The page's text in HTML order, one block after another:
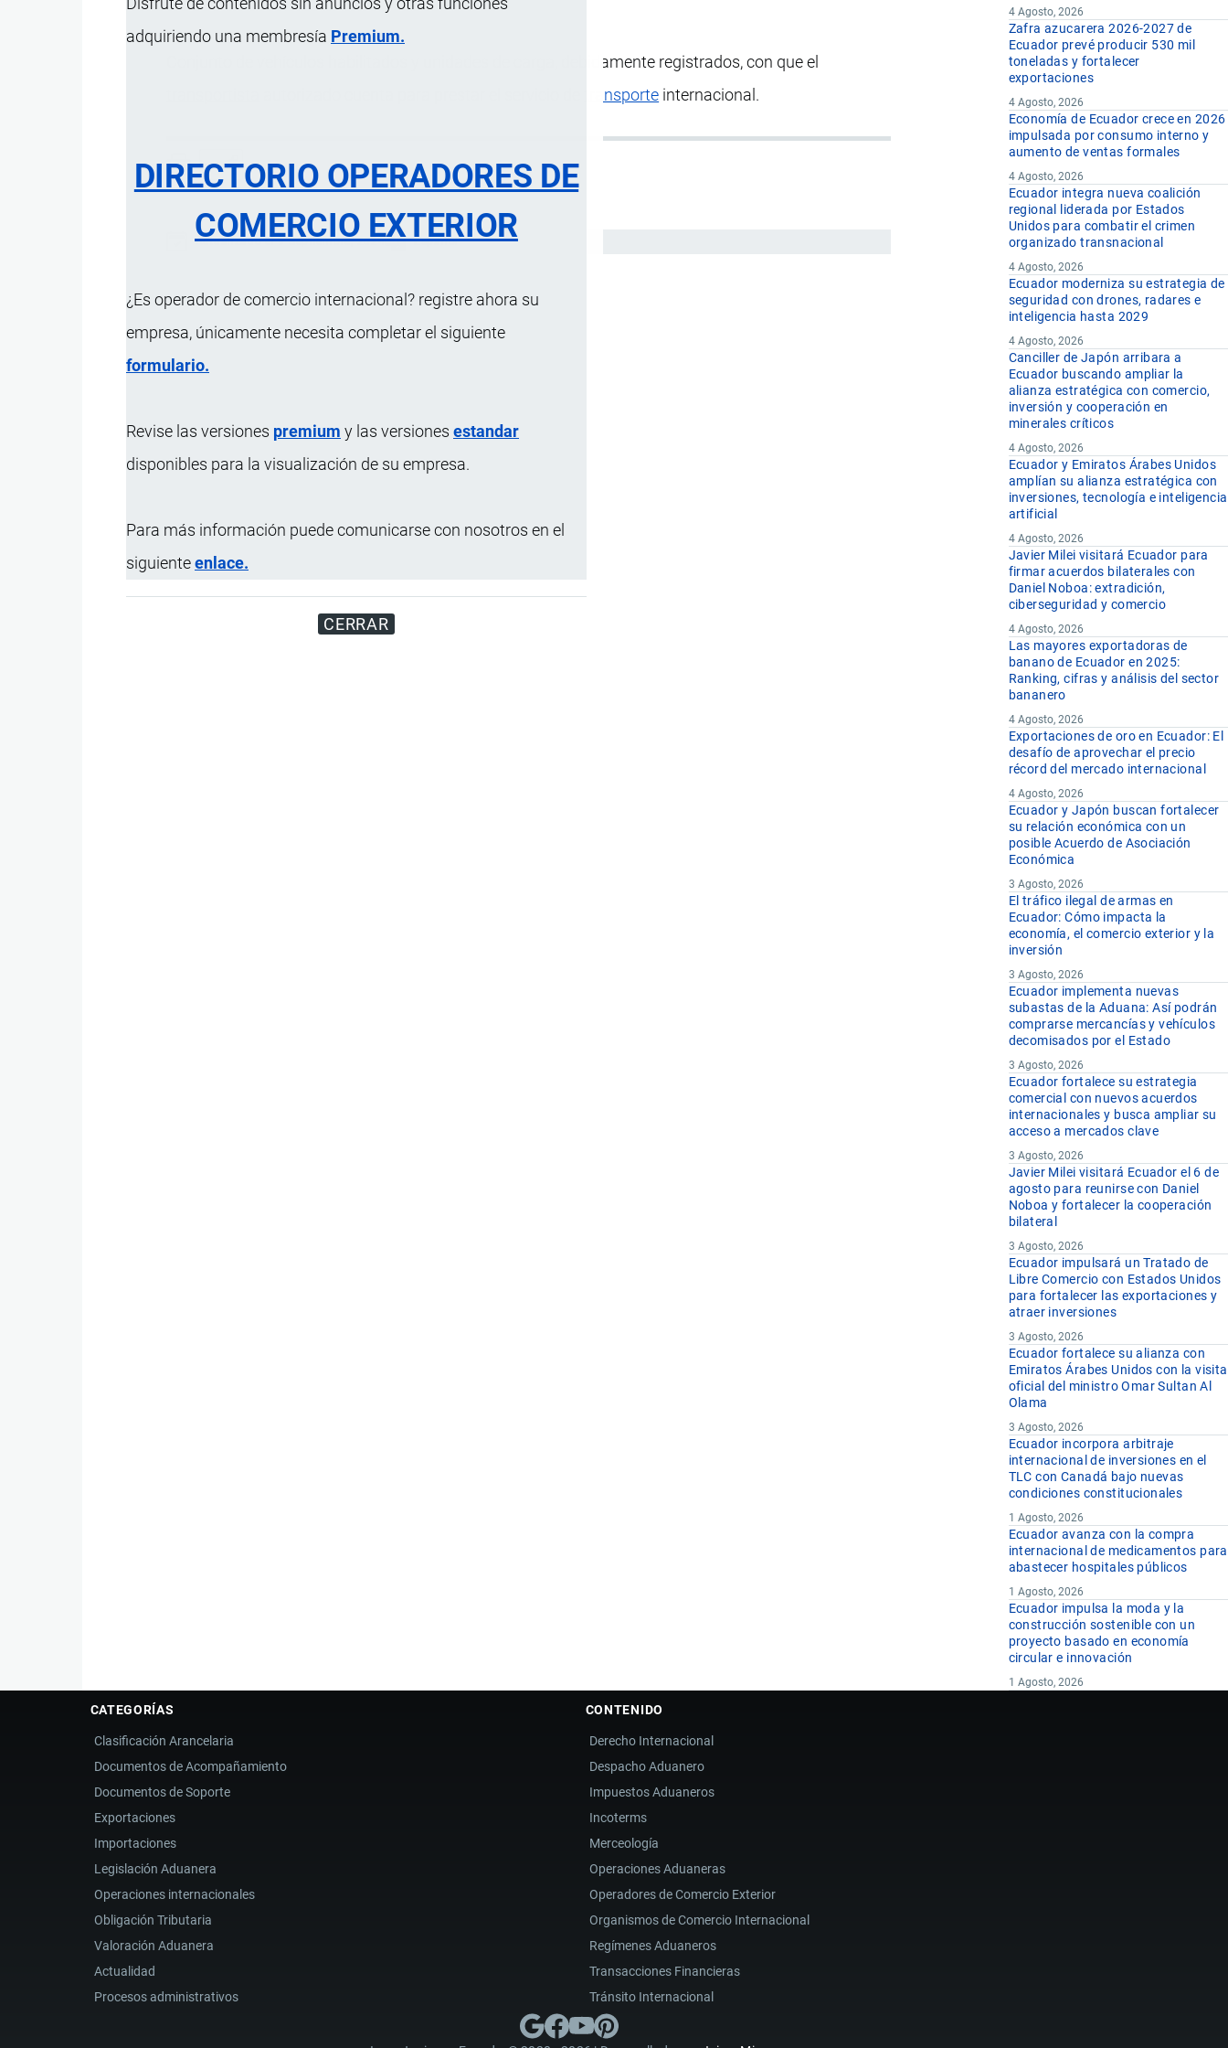
adquiriendo una membresía Premium.
DIRECTORIO OPERADORES DE
COMERCIO EXTERIOR
¿Es operador de comercio internacional? registre ahora su
empresa, únicamente necesita completar el siguiente
formulario.
Revise las versiones premium y las versiones estandar
disponibles para la visualización de su empresa.
Para más información puede comunicarse con nosotros en el
siguienteenlace.
CERRAR
Conjunto de vehículos habilitados y unidades de carga, debidamente registrados, con que el
transporte internacional.
Actualizado el 9 Septiembre, 2024 Español
4 Agosto, 2026
Zafra azucarera 2026-2027 de
Ecuador prevé producir 530 mil
toneladas y fortalecer
exportaciones
4 Agosto, 2026
Economía de Ecuador crece en 2026
impulsada por consumo interno y
aumento de ventas formales
4 Agosto, 2026
Ecuador integra nueva coalición
regional liderada por Estados
Unidos para combatir el crimen
organizado transnacional
4 Agosto, 2026
Ecuador moderniza su estrategia de
seguridad con drones, radares e
inteligencia hasta 2029
4 Agosto, 2026
Canciller de Japón arribara a
Ecuador buscando ampliar la
alianza estratégica con comercio,
inversión y cooperación en
minerales críticos
4 Agosto, 2026
Ecuador y Emiratos Árabes Unidos
amplían su alianza estratégica con
inversiones, tecnología e inteligencia
artificial
4 Agosto, 2026
Javier Milei visitará Ecuador para
firmar acuerdos bilaterales con
Daniel Noboa: extradición,
ciberseguridad y comercio
4 Agosto, 2026
Las mayores exportadoras de
banano de Ecuador en 2025:
Ranking, cifras y análisis del sector
bananero
4 Agosto, 2026
Exportaciones de oro en Ecuador: El
desafío de aprovechar el precio
récord del mercado internacional
4 Agosto, 2026
Ecuador y Japón buscan fortalecer
su relación económica con un
posible Acuerdo de Asociación
Económica
3 Agosto, 2026
El tráfico ilegal de armas en
Ecuador: Cómo impacta la
economía, el comercio exterior y la
inversión
3 Agosto, 2026
Ecuador implementa nuevas
subastas de la Aduana: Así podrán
comprarse mercancías y vehículos
decomisados por el Estado
3 Agosto, 2026
Ecuador fortalece su estrategia
comercial con nuevos acuerdos
internacionales y busca ampliar su
acceso a mercados clave
3 Agosto, 2026
Javier Milei visitará Ecuador el 6 de
agosto para reunirse con Daniel
Noboa y fortalecer la cooperación
bilateral
3 Agosto, 2026
Ecuador impulsará un Tratado de
Libre Comercio con Estados Unidos
para fortalecer las exportaciones y
atraer inversiones
3 Agosto, 2026
Ecuador fortalece su alianza con
Emiratos Árabes Unidos con la visita
oficial del ministro Omar Sultan Al
Olama
3 Agosto, 2026
Ecuador incorpora arbitraje
internacional de inversiones en el
TLC con Canadá bajo nuevas
condiciones constitucionales
1 Agosto, 2026
Ecuador avanza con la compra
internacional de medicamentos para
abastecer hospitales públicos
1 Agosto, 2026
Ecuador impulsa la moda y la
construcción sostenible con un
proyecto basado en economía
circular e innovación
1 Agosto, 2026
CATEGORÍAS
Clasificación Arancelaria
Documentos de Acompañamiento
Documentos de Soporte
Exportaciones
Importaciones
Legislación Aduanera
Operaciones internacionales
Obligación Tributaria
Valoración Aduanera
Actualidad
Procesos administrativos
CONTENIDO
Derecho Internacional
Despacho Aduanero
Impuestos Aduaneros
Incoterms
Merceología
Operaciones Aduaneras
Operadores de Comercio Exterior
Organismos de Comercio Internacional
Regímenes Aduaneros
Transacciones Financieras
Tránsito Internacional